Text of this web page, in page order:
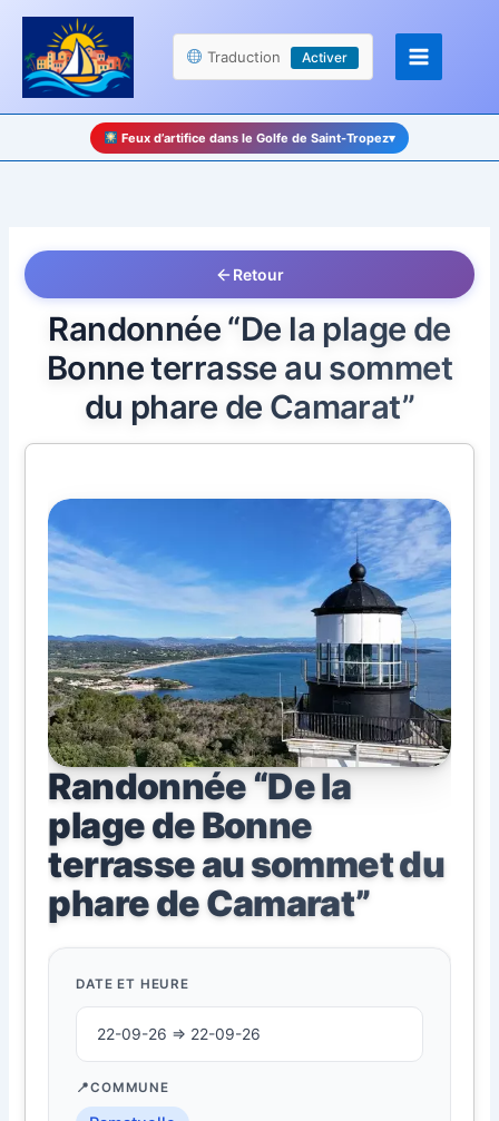
Panneau de gestion des cookies
Aller
contenu
Traduction Activer
Feux d’artifice dans le Golfe de Saint-Tropez▾
Retour
Randonnée “De la plage de
Bonne terrasse au sommet
du phare de Camarat”
Randonnée “De la
plage de Bonne
terrasse au sommet du
phare de Camarat”
DATE ET HEURE
22-09-26 ⇒ 22-09-26
COMMUNE